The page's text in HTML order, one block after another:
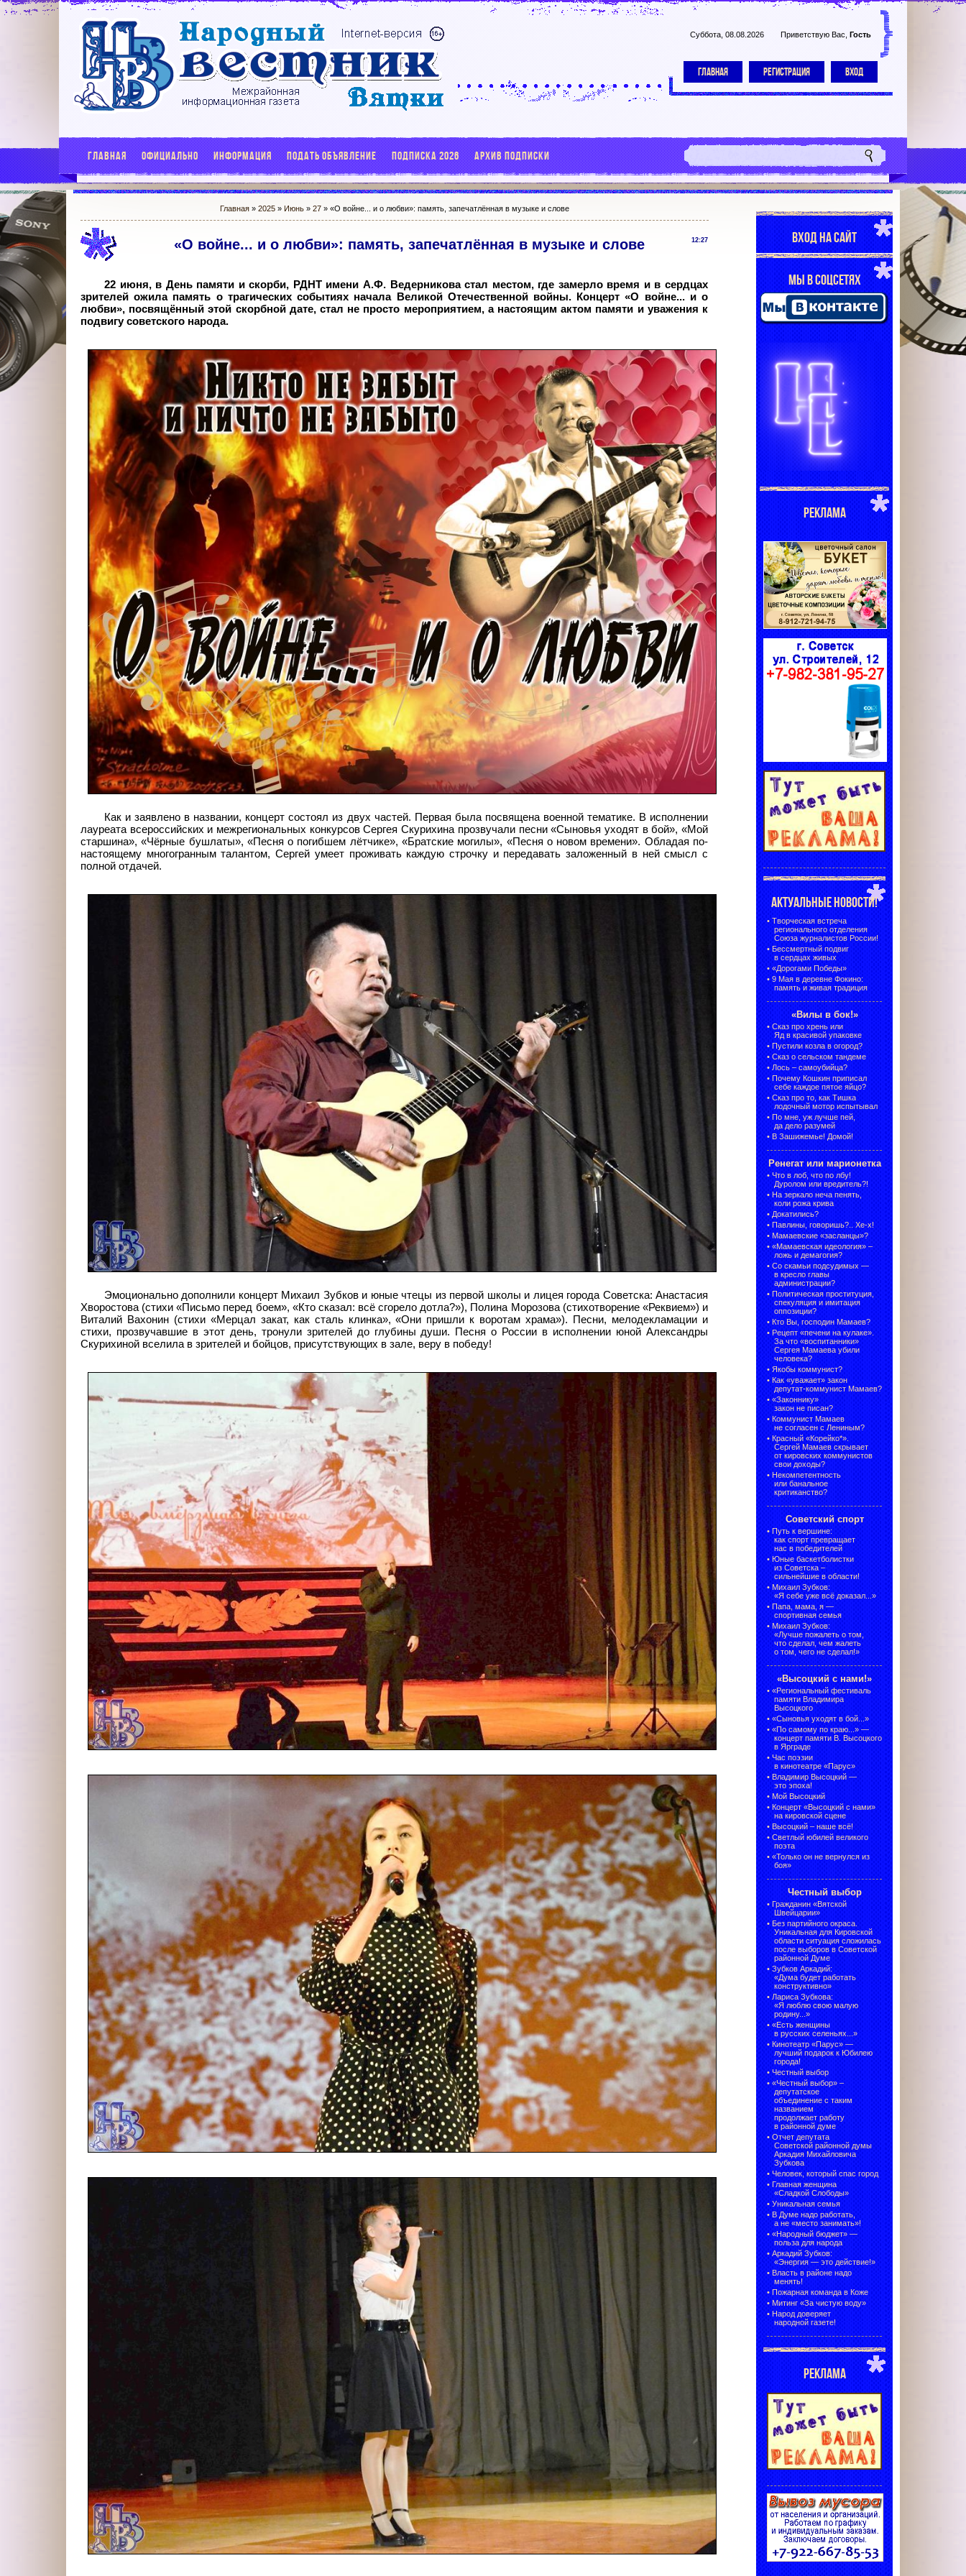
Суббота, 08.08.2026 Приветствую Вас Гость
ГЛАВНАЯ РЕГИСТРАЦИЯ ВХОД
ГЛАВНАЯ ОФИЦИАЛЬНО ИНФОРМАЦИЯ ПОДАТЬ ОБЪЯВЛЕНИЕ ПОДПИСКА 2026 АРХИВ ПОДПИСКИ
Главная» 2025 » Июнь » 27» «О войне... и о любви»: память, запечатлённая в музыке и слове
12:27
«О войне... и о любви»: память, запечатлённая в музыке и слове
22 июня, в День памяти и скорби, РДНТ имени А.Ф. Ведерникова стал местом, где замерло время и в сердцах
зрителей ожила память о трагических событиях начала Великой Отечественной войны. Концерт «О войне... и о
любви», посвящённый этой скорбной дате, стал не просто мероприятием, а настоящим актом памяти и уважения к
подвигу советского народа.
Как и заявлено в названии, концерт состоял из двух частей. Первая была посвящена военной тематике. В исполнении
лауреата всероссийских и межрегиональных конкурсов Сергея Скурихина прозвучали песни «Сыновья уходят в бой», «Мой
старшина», «Чёрные бушлаты», «Песня о погибшем лётчике», «Братские могилы», «Песня о новом времени». Обладая по-
настоящему многогранным талантом, Сергей умеет проживать каждую строчку и передавать заложенный в ней смысл с
полной отдачей.
Эмоционально дополнили концерт Михаил Зубков и юные чтецы из первой школы и лицея города Советска: Анастасия
Хворостова (стихи «Письмо перед боем», «Кто сказал: всё сгорело дотла?»), Полина Морозова (стихотворение «Реквием») и
Виталий Вахонин (стихи «Мерцал закат, как сталь клинка», «Они пришли к воротам храма»). Песни, мелодекламации и
стихи, прозвучавшие в этот день, тронули зрителей до глубины души. Песня о России в исполнении юной Александры
Скурихиной вселила в зрителей и бойцов, присутствующих в зале, веру в победу!
ВХОД НА САЙТ
МЫ В СОЦСЕТЯХ
РЕКЛАМА
АКТУАЛЬНЫЕ НОВОСТИ!
• Творческая встреча
регионального отделения
Союза журналистов России!
• Бессмертный подвиг
в сердцах живых
• «Дорогами Победы»
• 9 Мая в деревне Фокино:
память и живая традиция
«Вилы в бок!»
• Сказ про хрень или
Яд в красивой упаковке
• Пустили козла в огород?
• Сказ о сельском тандеме
• Лось – самоубийца?
• Почему Кошкин приписал
себе каждое пятое яйцо?
• Сказ про то, как Тишка
лодочный мотор испытывал
• По мне, уж лучше пей,
да дело разумей
• В Зашижемье! Домой!
Ренегат или марионетка
• Что в лоб, что по лбу!
Дуролом или вредитель?!
• На зеркало неча пенять,
коли рожа крива
• Докатились?
• Павлины, говоришь?.. Хе-х!
• Мамаевские «засланцы»?
• «Мамаевская идеология» –
ложь и демагогия?
• Со скамьи подсудимых —
в кресло главы
администрации?
• Политическая проституция,
спекуляция и имитация
оппозиции?
• Кто Вы, господин Мамаев?
• Рецепт «печени на кулаке».
За что «воспитанники»
Сергея Мамаева убили
человека?
• Якобы коммунист?
• Как «уважает» закон
депутат-коммунист Мамаев?
• «Законнику»
закон не писан?
• Коммунист Мамаев
не согласен с Лениным?
• Красный «Корейко*».
Сергей Мамаев скрывает
от кировских коммунистов
свои доходы?
• Некомпетентность
или банальное
критиканство?
Советский спорт
• Путь к вершине:
как спорт превращает
нас в победителей
• Юные баскетболистки
из Советска –
сильнейшие в области!
• Михаил Зубков:
«Я себе уже всё доказал...»
• Папа, мама, я —
спортивная семья
• Михаил Зубков:
«Лучше пожалеть о том,
что сделал, чем жалеть
о том, чего не сделал!»
«Высоцкий с нами!»
• «Региональный фестиваль
памяти Владимира
Высоцкого
• «Сыновья уходят в бой...»
• «По самому по краю...» —
концерт памяти В. Высоцкого
в Ярграде
• Час поэзии
в кинотеатре «Парус»
• Владимир Высоцкий —
это эпоха!
• Мой Высоцкий
• Концерт «Высоцкий с нами»
на кировской сцене
• Высоцкий – наше всё!
• Светлый юбилей великого
поэта
• «Только он не вернулся из
боя»
Честный выбор
• Гражданин «Вятской
Швейцарии»
• Без партийного окраса.
Уникальная для Кировской
области ситуация сложилась
после выборов в Советской
районной Думе
• Зубков Аркадий:
«Дума будет работать
конструктивно»
• Лариса Зубкова:
«Я люблю свою малую
родину...»
• «Есть женщины
в русских селеньях...»
• Кинотеатр «Парус» —
лучший подарок к Юбилею
города!
• Честный выбор
• «Честный выбор» –
депутатское
объединение с таким
названием
продолжает работу
в районной думе
• Отчет депутата
Советской районной думы
Аркадия Михайловича
Зубкова
• Человек, который спас город
• Главная женщина
«Сладкой Слободы»
• Уникальная семья
• В Думе надо работать,
а не «место занимать»!
• «Народный бюджет» —
польза для народа
• Аркадий Зубков:
«Энергия — это действие!»
• Власть в районе надо
менять!
• Пожарная команда в Коже
• Митинг «За чистую воду»
• Народ доверяет
народной газете!
РЕКЛАМА